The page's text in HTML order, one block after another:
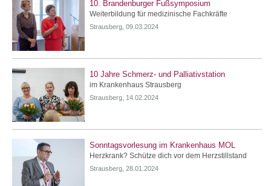
10. Brandenburger Fußsymposium
Weiterbildung für medizinische Fachkräfte
Strausberg, 09.03.2024
10 Jahre Schmerz- und Palliativstation
im Krankenhaus Strausberg
Strausberg, 14.02.2024
Sonntagsvorlesung im Krankenhaus MOL
Herzkrank? Schütze dich vor dem Herzstillstand
Strausberg, 28.01.2024